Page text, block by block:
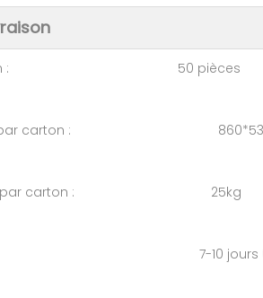
carton : 50 pièces
par carton :
par carton : 25kg
7-10 jours (50-